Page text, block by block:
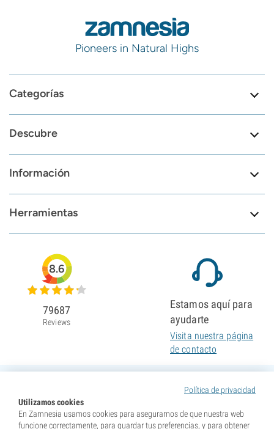
Pioneers in Natural Highs
Categorías
Descubre
Información
Herramientas
Política de privacidad
Utilizamos cookies
En Zamnesia usamos cookies para asegurarnos de que nuestra web
funcione correctamente, para guardar tus preferencias, y para obtener
8.6
79687
Reviews
Estamos aquí para
ayudarte
Visita nuestra página
de contacto